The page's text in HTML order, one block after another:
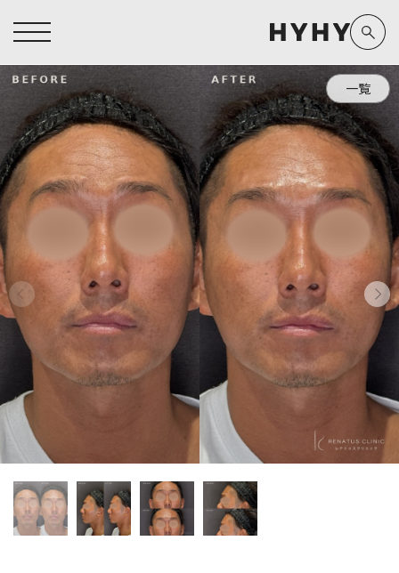
ヒアルロン酸注入症例一覧
医療脱毛症例一覧
アートメイク症例一覧
クリニック一覧
医師一覧
看護師一覧
新着情報
運営元情報
よくあるご質問
お問い合わせ
プライバシーポリシー
未成年の方へ
コラム
ヒアルロン酸注入 医療脱毛
Doctor
担当医師から探す
副田 周
高橋 希
東山 麻伊子
松村 仁
泉 洋平
辻橋 勇祐
阿部 竜介
Parts
部位から探す
Preparation
製剤から探す
ザーフ(XERF)
ボラックス
ボリューマ
ボリフト
ボルベラ
ボライト
レナトゥスヒアルロン酸
ダイヤモンドフィール/ピ
ネハ
一覧